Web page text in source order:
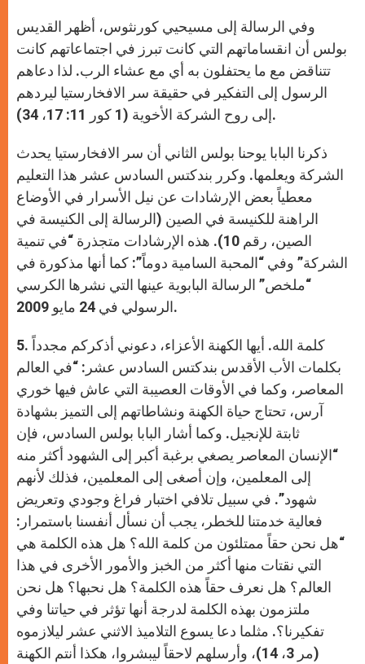
وفي الرسالة إلى مسيحيي كورنثوس، أظهر القديس
بولس أن انقساماتهم التي كانت تبرز في اجتماعاتهم كانت
تتناقض مع ما يحتفلون به أي مع عشاء الرب. لذا دعاهم
الرسول إلى التفكير في حقيقة سر الافخارستيا ليردهم
إلى روح الشركة الأخوية (1 كور 11: 17، 34).
ذكرنا البابا يوحنا بولس الثاني أن سر الافخارستيا يحدث
الشركة ويعلمها. وكرر بندكتس السادس عشر هذا التعليم
معطياً بعض الإرشادات عن نيل الأسرار في الأوضاع
الراهنة للكنيسة في الصين (الرسالة إلى الكنيسة في
الصين، رقم 10). هذه الإرشادات متجذرة “في تنمية
الشركة” وفي “المحبة السامية دوماً”: كما أنها مذكورة في
“ملخص” الرسالة البابوية عينها التي نشرها الكرسي
الرسولي في 24 مايو 2009.
5. كلمة الله. أيها الكهنة الأعزاء، دعوني أذكركم مجدداً
بكلمات الأب الأقدس بندكتس السادس عشر: “في العالم
المعاصر، وكما في الأوقات العصيبة التي عاش فيها خوري
آرس، تحتاج حياة الكهنة ونشاطاتهم إلى التميز بشهادة
ثابتة للإنجيل. وكما أشار البابا بولس السادس، فإن
“الإنسان المعاصر يصغي برغبة أكبر إلى الشهود أكثر منه
إلى المعلمين، وإن أصغى إلى المعلمين، فذلك لأنهم
شهود”. في سبيل تلافي اختبار فراغ وجودي وتعريض
فعالية خدمتنا للخطر، يجب أن نسأل أنفسنا باستمرار:
“هل نحن حقاً ممتلئون من كلمة الله؟ هل هذه الكلمة هي
التي نقتات منها أكثر من الخبز والأمور الأخرى في هذا
العالم؟ هل نعرف حقاً هذه الكلمة؟ هل نحبها؟ هل نحن
ملتزمون بهذه الكلمة لدرجة أنها تؤثر في حياتنا وفي
تفكيرنا؟. مثلما دعا يسوع التلاميذ الاثني عشر ليلازموه
(مر 3، 14)، وأرسلهم لاحقاً ليبشروا، هكذا أنتم الكهنة